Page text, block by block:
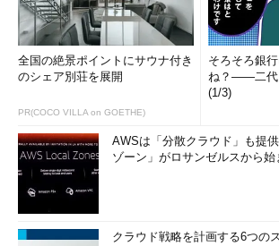
全国の絶景ポイントにサウナ付き
のシェア別荘を展開
PR(COCO VILLA on GOETHE)
そろそろ銀
ね？――二代
(1/3)
AWSは「分散クラウド」も提
ゾーン」がロサンゼルスから始
クラウド戦略を計画する6つの